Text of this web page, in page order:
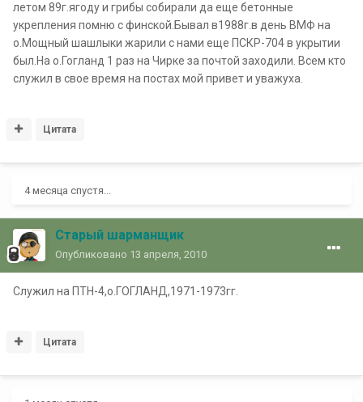
летом 89г.ягоду и грибы собирали да еще бетонные
укрепления помню с финской.Бывал в1988г.в день ВМФ на
о.Мощный шашлыки жарили с нами еще ПСКР-704 в укрытии
был.На о.Гогланд 1 раз на Чирке за почтой заходили. Всем кто
служил в свое время на постах мой привет и уважуха.
Цитата
4 месяца спустя...
Старый шарманщик
Опубликовано 13 апреля, 2010
Служил на ПТН-4,о.ГОГЛАНД,1971-1973гг.
Цитата